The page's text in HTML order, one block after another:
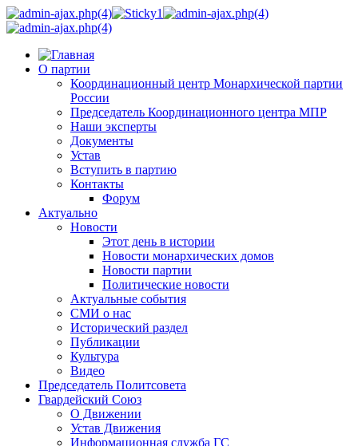
О партии
Координационный центр Монархической партии
России
Председатель Координационного центра МПР
Наши эксперты
Документы
Устав
Вступить в партию
Контакты
Форум
Актуально
Новости
Этот день в истории
Новости монархических домов
Новости партии
Политические новости
Актуальные события
СМИ о нас
Исторический раздел
Публикации
Культура
Видео
Председатель Политсовета
Гвардейский Союз
О Движении
Устав Движения
Информационная служба ГС